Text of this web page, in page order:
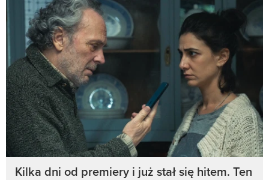
Kilka dni od premiery i już stał się hitem. Ten